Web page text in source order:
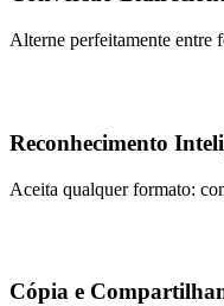
Alterne perfeitamente entre
Reconhecimento
Aceita qualquer formato:
Cópia e